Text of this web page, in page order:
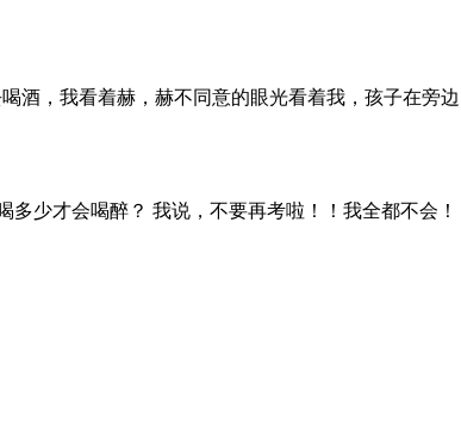
酒，我看着赫，赫不同意的眼光看着我，孩子在旁
少才会喝醉？ 我说，不要再考啦！！我全都不会